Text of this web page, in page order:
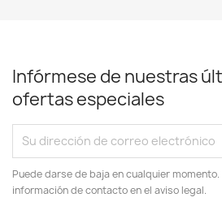
Infórmese de nuestras
ofertas especiales
Puede darse de baja en cualquier
información de contacto en el aviso legal.